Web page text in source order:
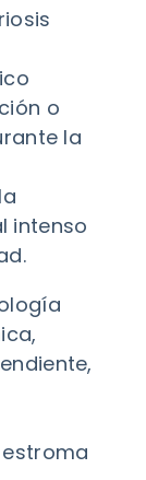
o
la
intenso